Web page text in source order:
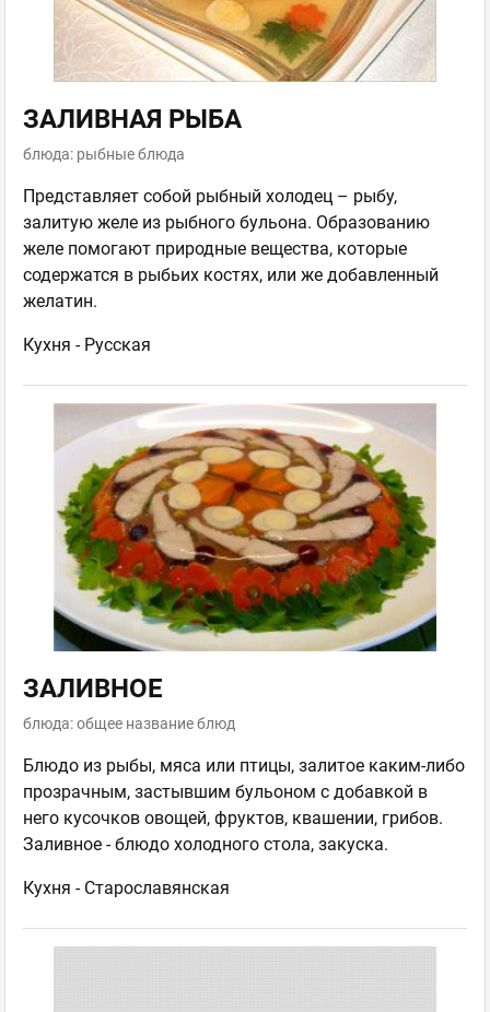
ЗАЛИВНАЯ РЫБА
блюда: рыбные блюда
Представляет собой рыбный холодец – рыбу,
залитую желе из рыбного бульона. Образованию
желе помогают природные вещества, которые
содержатся в рыбьих костях, или же добавленный
желатин.
Кухня - Русская
ЗАЛИВНОЕ
блюда: общее название блюд
Блюдо из рыбы, мяса или птицы, залитое каким-либо
прозрачным, застывшим бульоном с добавкой в
него кусочков овощей, фруктов, квашении, грибов.
Заливное - блюдо холодного стола, закуска.
Кухня - Старославянская